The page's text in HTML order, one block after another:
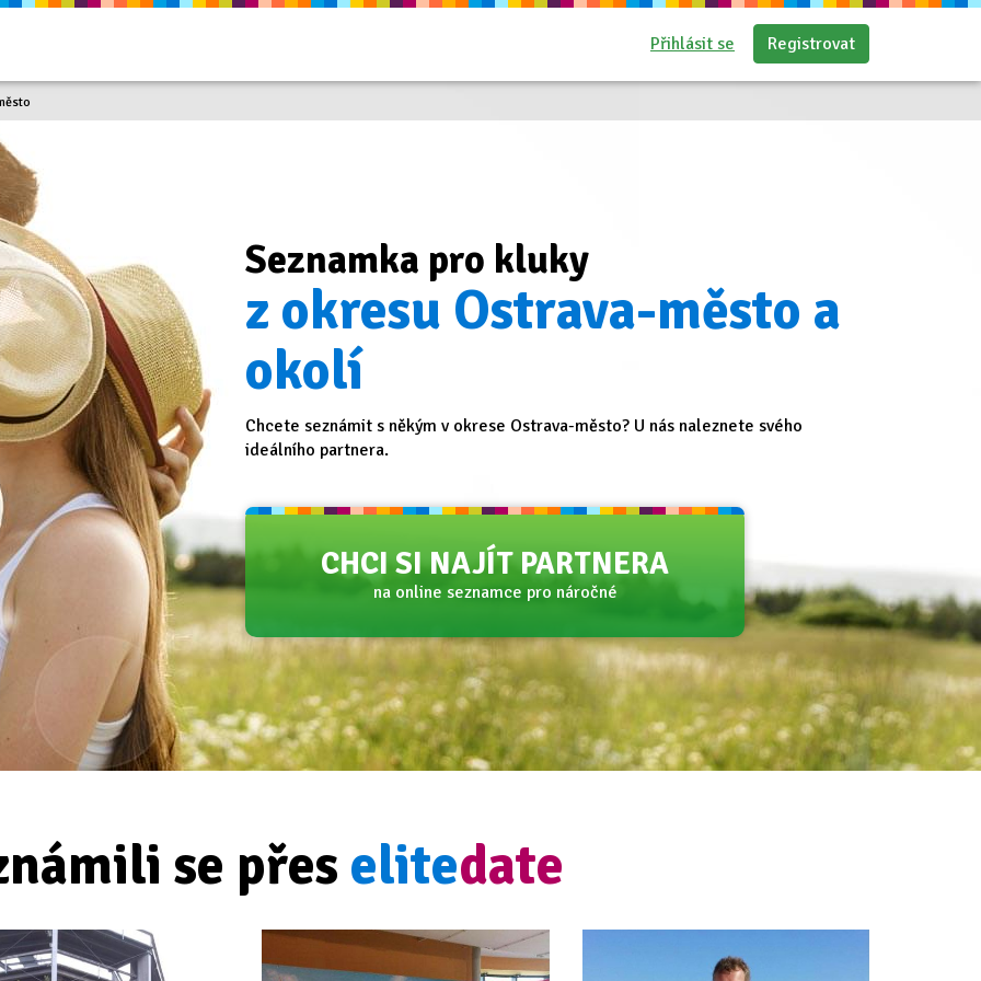
Přihlásit se Registrovat
Seznamka pro kluky
z okresu Ostrava-město a
okolí
Chcete seznámit s někým v okrese Ostrava-město? U nás naleznete svého
ideálního partnera.
CHCI SI NAJÍT PARTNERA
na online seznamce pro náročné
se přes elitedate